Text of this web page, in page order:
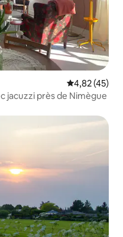
Évaluation
4,82 (45)
jacuzzi près de Nimègue